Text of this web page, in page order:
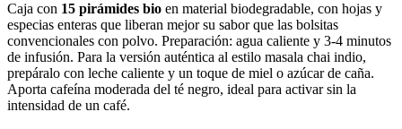
Caja con 15 pirámides bio en material biodegradable, con hojas y
especias enteras que liberan mejor su sabor que las bolsitas
convencionales con polvo. Preparación: agua caliente y 3-4 minutos
de infusión. Para la versión auténtica al estilo masala chai indio,
prepáralo con leche caliente y un toque de miel o azúcar de caña.
Aporta cafeína moderada del té negro, ideal para activar sin la
intensidad de un café.